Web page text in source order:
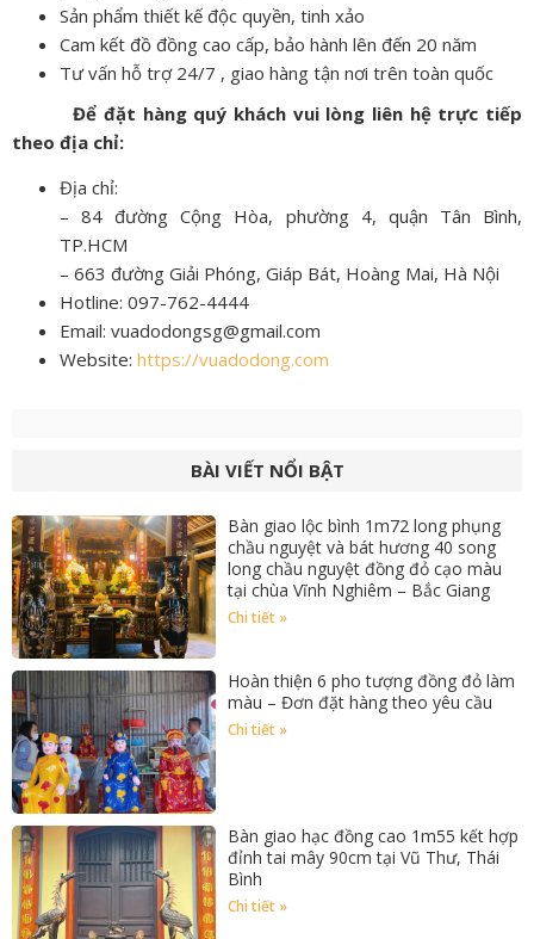
Sản phẩm thiết kế độc quyền, tinh xảo
Cam kết đồ đồng cao cấp, bảo hành lên đến 20 năm
Tư vấn hỗ trợ 24/7 , giao hàng tận nơi trên toàn quốc
Để đặt hàng quý khách vui lòng liên hệ trực tiếp
theo địa chỉ:
Địa chỉ:
– 84 đường Cộng Hòa, phường 4, quận Tân Bình,
TP.HCM
– 663 đường Giải Phóng, Giáp Bát, Hoàng Mai, Hà Nội
Hotline: 097-762-4444
Email: vuadodongsg@gmail.com
Website: https://vuadodong.com
BÀI VIẾT NỔI BẬT
Bàn giao lộc bình 1m72 long phụng
chầu nguyệt và bát hương 40 song
long chầu nguyệt đồng đỏ cạo màu
tại chùa Vĩnh Nghiêm – Bắc Giang
Chi tiết »
Hoàn thiện 6 pho tượng đồng đỏ làm
màu – Đơn đặt hàng theo yêu cầu
Chi tiết »
Bàn giao hạc đồng cao 1m55 kết hợp
đỉnh tai mây 90cm tại Vũ Thư, Thái
Bình
Chi tiết »